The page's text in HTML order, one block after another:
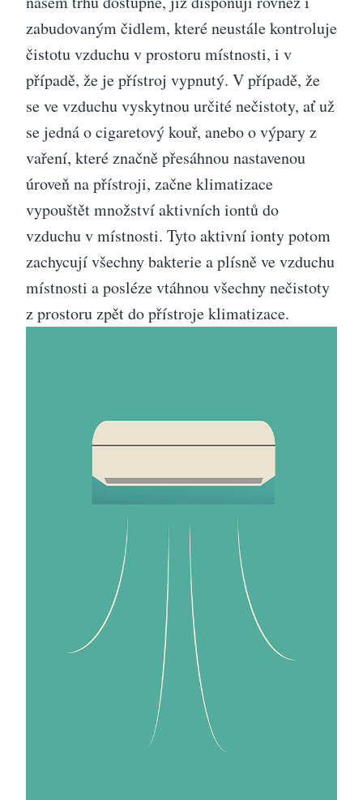
zabudovaným čidlem, které neustále kontroluje
čistotu vzduchu v prostoru místnosti, i v
případě, že je přístroj vypnutý. V případě, že
se ve vzduchu vyskytnou určité nečistoty, ať už
se jedná o cigaretový kouř, anebo o výpary z
vaření, které značně přesáhnou nastavenou
úroveň na přístroji, začne klimatizace
vypouštět množství aktivních iontů do
vzduchu v místnosti. Tyto aktivní ionty potom
zachycují všechny bakterie a plísně ve vzduchu
místnosti a posléze vtáhnou všechny nečistoty
z prostoru zpět do přístroje klimatizace.